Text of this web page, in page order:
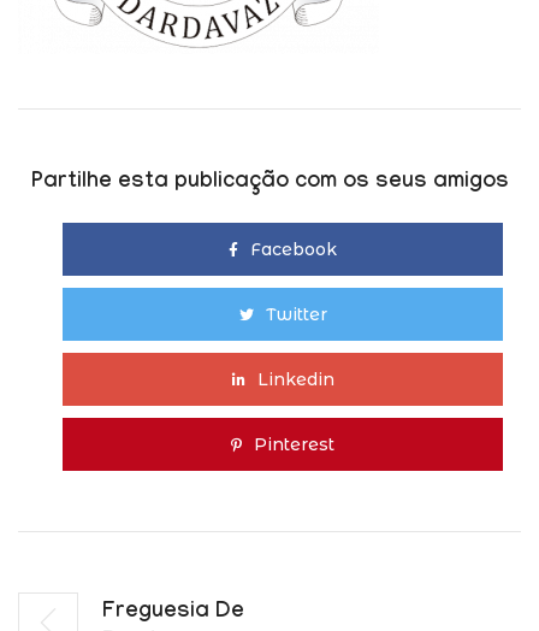
Partilhe esta publicação com os seus amigos
Facebook
Twitter
Linkedin
Pinterest
Freguesia De